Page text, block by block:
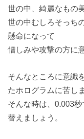
世の中、綺麗なもの
世の中むしろそっち
懸命になって
憎しみや攻撃の方に
そんなところに意識
たホログラムに苦し
そんな時は、0.003
替えましょう。